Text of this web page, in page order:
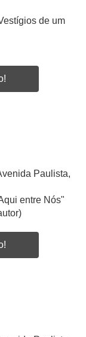
de um
Paulista,
entre Nós"